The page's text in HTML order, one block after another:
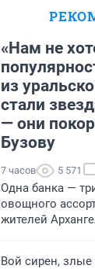
«Нам не
из
стали
— они
Бузову
7 часов 5 571
Одна банка —
овощного
жителей
Вой сирен, злые